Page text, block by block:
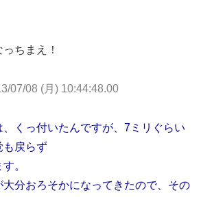
ちまえ！
07/08 (月) 10:44:48.00
、くっ付いたんですが、7ミリぐらい
も戻らず
。
大分おろそかになってきたので、その